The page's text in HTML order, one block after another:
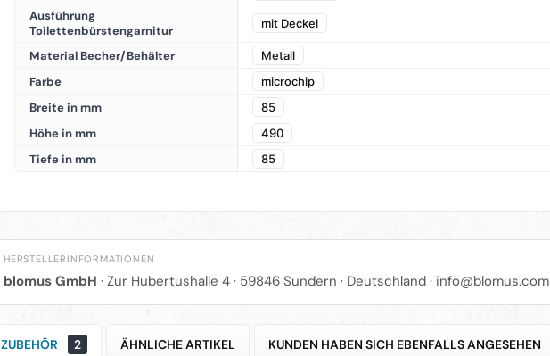
Ausführung
Toilettenbürstengarnitur
mit Deckel
Material Becher/Behälter Metall
Farbe microchip
Breite in mm 85
Höhe in mm 490
Tiefe in mm 85
HERSTELLERINFORMATIONEN
blomus GmbH · Zur Hubertushalle 4 · 59846 Sundern · Deutschland · info@blomus.com
ZUBEHÖR 2 ÄHNLICHE ARTIKEL KUNDEN HABEN SICH EBENFALLS ANGESEHEN